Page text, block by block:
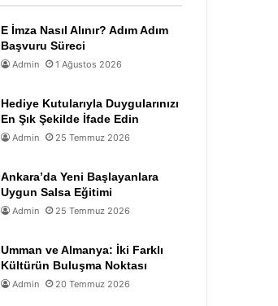
E İmza Nasıl Alınır? Adım Adım
Başvuru Süreci
Admin 1 Ağustos 2026
Hediye Kutularıyla Duygularınızı
En Şık Şekilde İfade Edin
Admin 25 Temmuz 2026
Ankara’da Yeni Başlayanlara
Uygun Salsa Eğitimi
Admin 25 Temmuz 2026
Umman ve Almanya: İki Farklı
Kültürün Buluşma Noktası
Admin 20 Temmuz 2026